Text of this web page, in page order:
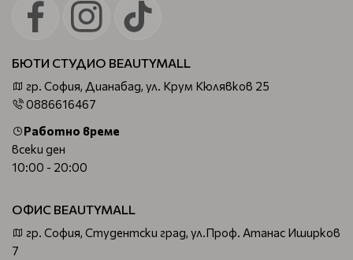
БЮТИ СТУДИО BEAUTYMALL
гр. София, Дианабад, ул. Крум Кюлявков 25
0886616467
Работно време
всеки ден
10:00 - 20:00
ОФИС BEAUTYMALL
гр. София, Студентски град, ул.Проф. Атанас Иширков
7